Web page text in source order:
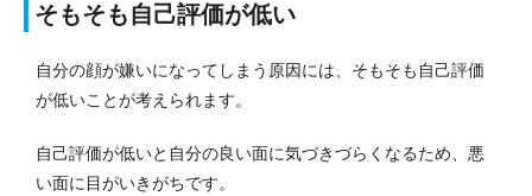
そもそも自己評価が低い
自分の顔が嫌いになってしまう原因には、そもそも自己評価
が低いことが考えられます。
自己評価が低いと自分の良い面に気づきづらくなるため、悪
い面に目がいきがちです。